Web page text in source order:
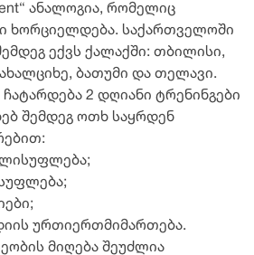
ანალოგია, რომელიც
ხორციელდება. საქართველოში
ექვს ქალაქში: თბილისი,
ბათუმი და თელავი.
2 დღიანი ტრენინგები
შემდეგ ოთხ საყრდენ
ურთიერთმიმართება.
მიღება შეუძლია